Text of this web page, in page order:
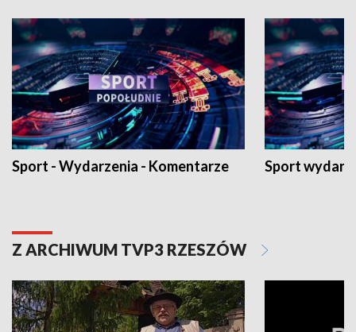
Sport - Wydarzenia - Komentarze Sport
Z ARCHIWUM TVP3 RZESZÓW